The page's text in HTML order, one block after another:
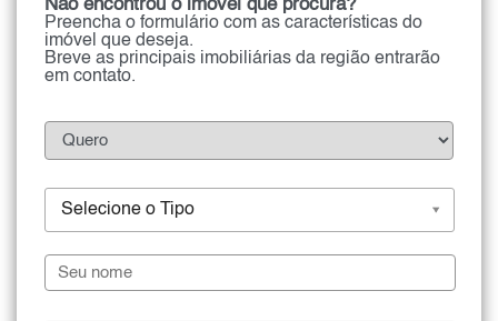
Não encontrou o imóvel que procura?
Preencha o formulário com as características do
imóvel que deseja.
Breve as principais imobiliárias da região entrarão
em contato.
Selecione o Tipo